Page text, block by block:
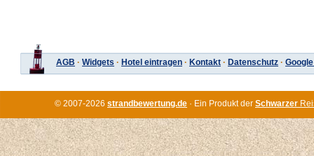
AGB · Widgets · Hotel eintragen · Kontakt · Datenschutz ·
© 2007-2026 strandbewertung.de · Ein Produkt der Schwarzer